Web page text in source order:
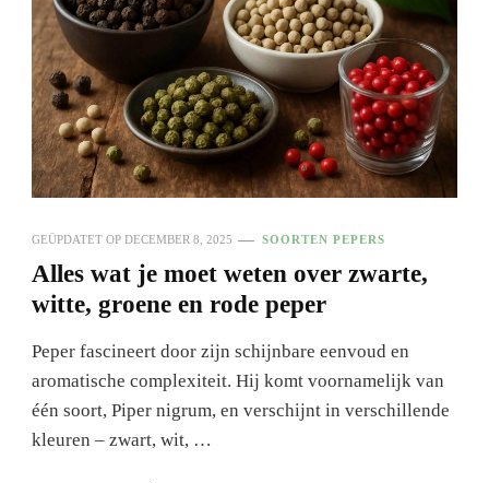
GEÜPDATET OP DECEMBER 8, 2025 SOORTEN PEPERS
Alles wat je moet weten over zwarte,
witte, groene en rode peper
Peper fascineert door zijn schijnbare eenvoud en
aromatische complexiteit. Hij komt voornamelijk van
één soort, Piper nigrum, en verschijnt in verschillende
kleuren – zwart, wit, …